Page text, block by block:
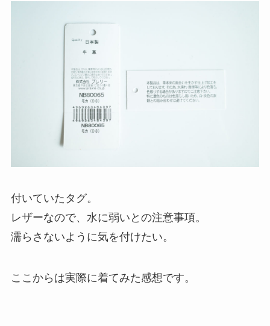
付いていたタグ。
レザーなので、水に弱いとの注意事項。
濡らさないように気を付けたい。
ここからは実際に着てみた感想です。